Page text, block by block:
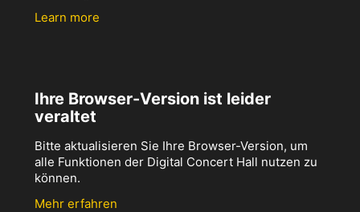
Learn more
Ihre Browser-Version ist leider
veraltet
Bitte aktualisieren Sie Ihre Browser-Version, um
alle Funktionen der Digital Concert Hall nutzen zu
können.
Mehr erfahren